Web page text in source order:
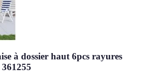
à dossier haut 6pcs rayures